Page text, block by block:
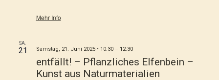
Mehr Info
SA.
21 Samstag, 21. Juni 2025 • 10:30– 12:30
entfällt! – Pflanzliches Elfenbein –
Kunst aus Naturmaterialien